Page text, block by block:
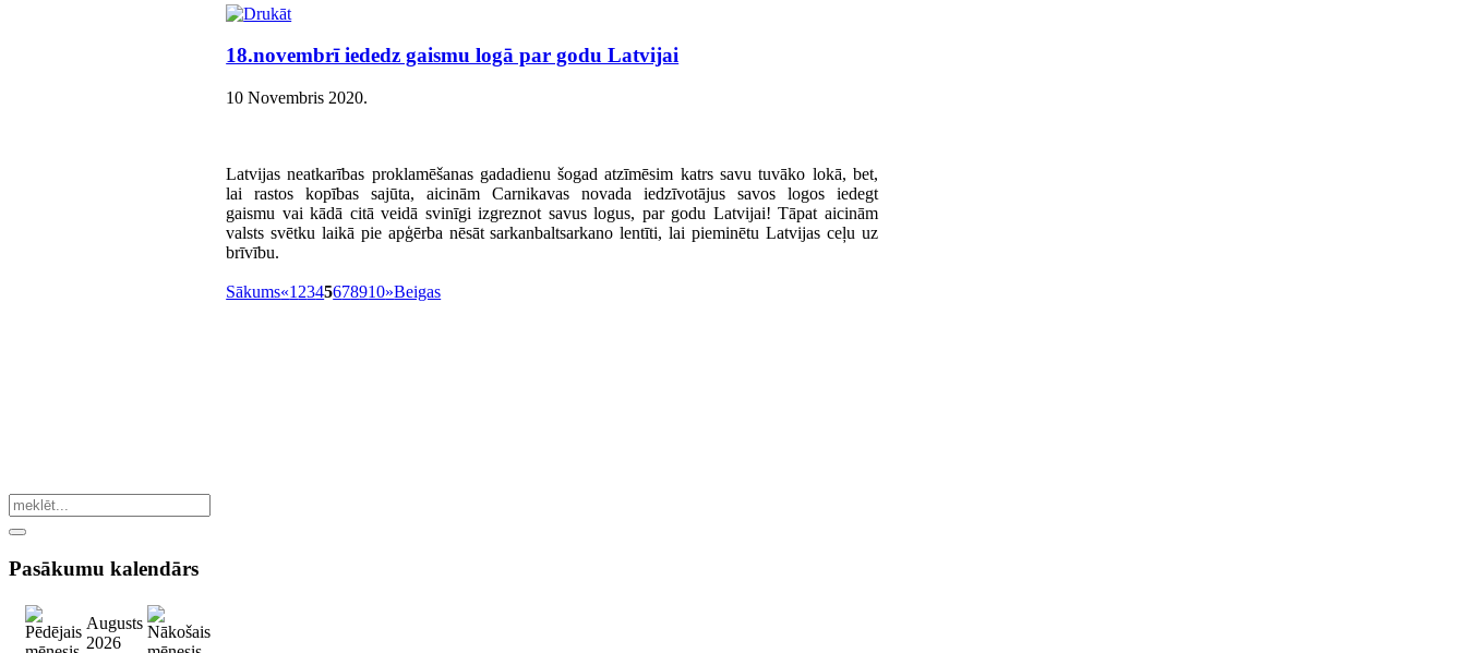
18.novembrī iededz gaismu logā par godu Latvijai
10 Novembris 2020.
Latvijas neatkarības proklamēšanas gadadienu šogad atzīmēsim katrs savu tuvāko lokā, bet,
lai rastos kopības sajūta, aicinām Carnikavas novada iedzīvotājus savos logos iedegt
gaismu vai kādā citā veidā svinīgi izgreznot savus logus, par godu Latvijai! Tāpat aicinām
valsts svētku laikā pie apģērba nēsāt sarkanbaltsarkano lentīti, lai pieminētu Latvijas ceļu uz
brīvību.
Sākums«1 2345678910»Beigas
Pasākumu kalendārs
Augusts
2026